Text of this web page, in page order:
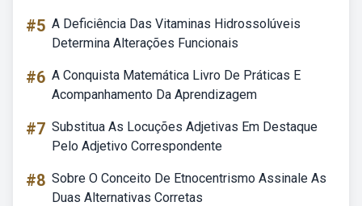
#5 A Deficiência Das Vitaminas Hidrossolúveis
Determina Alterações Funcionais
#6 A Conquista Matemática Livro De Práticas E
Acompanhamento Da Aprendizagem
#7 Substitua As Locuções Adjetivas Em Destaque
Pelo Adjetivo Correspondente
#8 Sobre O Conceito De Etnocentrismo Assinale As
Duas Alternativas Corretas